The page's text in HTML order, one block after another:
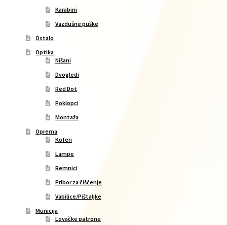
Karabini
Vazdušne puške
Ostalo
Optika
Nišani
Dvogledi
Red Dot
Poklopci
Montaža
Oprema
Koferi
Lampe
Remnici
Pribor za čišćenje
Vabilice/Pištaljke
Municija
Lovačke patrone